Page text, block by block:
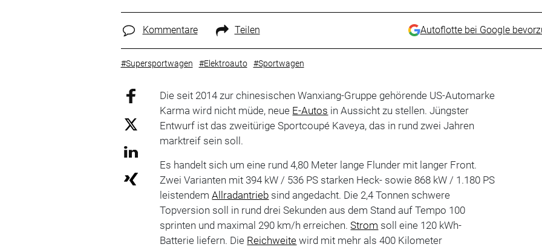
Kommentare Teilen Autoflotte bei Google
#Supersportwagen #Elektroauto #Sportwagen
Die seit 2014 zur chinesischen Wanxiang-Gruppe gehörende US-Automarke
Karma wird nicht müde, neue E-Autos in Aussicht zu stellen. Jüngster
Entwurf ist das zweitürige Sportcoupé Kaveya, das in rund zwei Jahren
marktreif sein soll.
Es handelt sich um eine rund 4,80 Meter lange Flunder mit langer Front.
Zwei Varianten mit 394 kW / 536 PS starken Heck- sowie 868 kW / 1.180 PS
leistendemAllradantrieb sind angedacht. Die 2,4 Tonnen schwere
Topversion soll in rund drei Sekunden aus dem Stand auf Tempo 100
sprinten und maximal 290 km/h erreichen.Strom soll eine 120 kWh-
Batterie liefern. Die Reichweite wird mit mehr als 400 Kilometer